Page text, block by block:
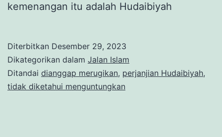
kemenangan itu adalah Hudaibiyah
Diterbitkan Desember 29, 2023
Dikategorikan dalam Jalan Islam
Ditandai dianggap merugikan, perjanjian Hudaibiyah,
tidak diketahui menguntungkan